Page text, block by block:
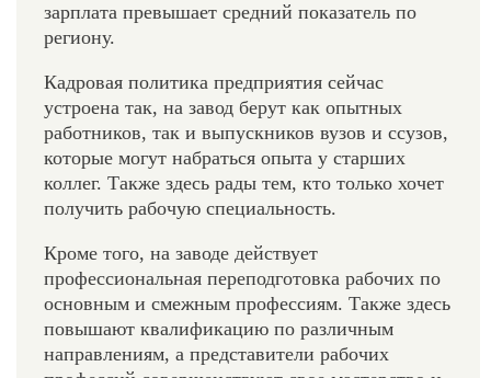
зарплата превышает средний показатель по
региону.
Кадровая политика предприятия сейчас
устроена так, на завод берут как опытных
работников, так и выпускников вузов и ссузов,
которые могут набраться опыта у старших
коллег. Также здесь рады тем, кто только хочет
получить рабочую специальность.
Кроме того, на заводе действует
профессиональная переподготовка рабочих по
основным и смежным профессиям. Также здесь
повышают квалификацию по различным
направлениям, а представители рабочих